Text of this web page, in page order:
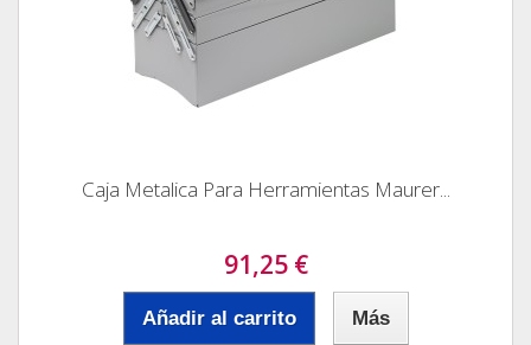
Caja Metalica Para Herramientas Maurer...
91,25 €
Añadir al carrito Más